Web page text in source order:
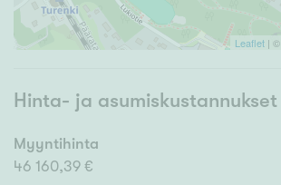
Leaflet | ©
Hinta- ja asumiskustannukset
Myyntihinta
46 160,39 €